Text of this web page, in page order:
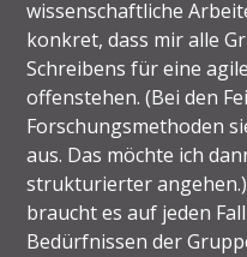
wissenschaftliche
konkret, dass mir alle
Schreibens für eine
offenstehen. (Bei den
Forschungsmethoden
aus. Das möchte ich
strukturierter
braucht es auf jeden
Bedürfnissen der